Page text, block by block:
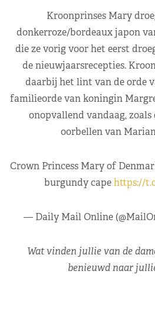
Kroonprinses Mary
donkerroze/bordeaux japon
die ze vorig voor het eerst
de nieuwjaarsrecepties.
daarbij het lint van de orde
familieorde van koningin
onopvallend vandaag,
oorbellen van
Crown Princess Mary of
burgundy capehttps://
— Daily Mail Online
Wat vinden jullie van de
benieuwd naar